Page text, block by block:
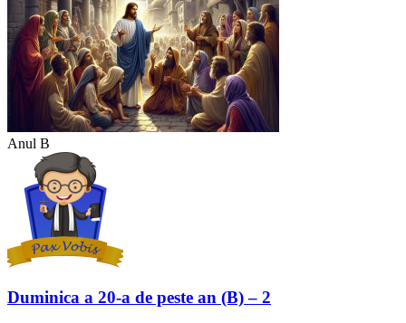
Anul B
Duminica a 20-a de peste an (B) – 2